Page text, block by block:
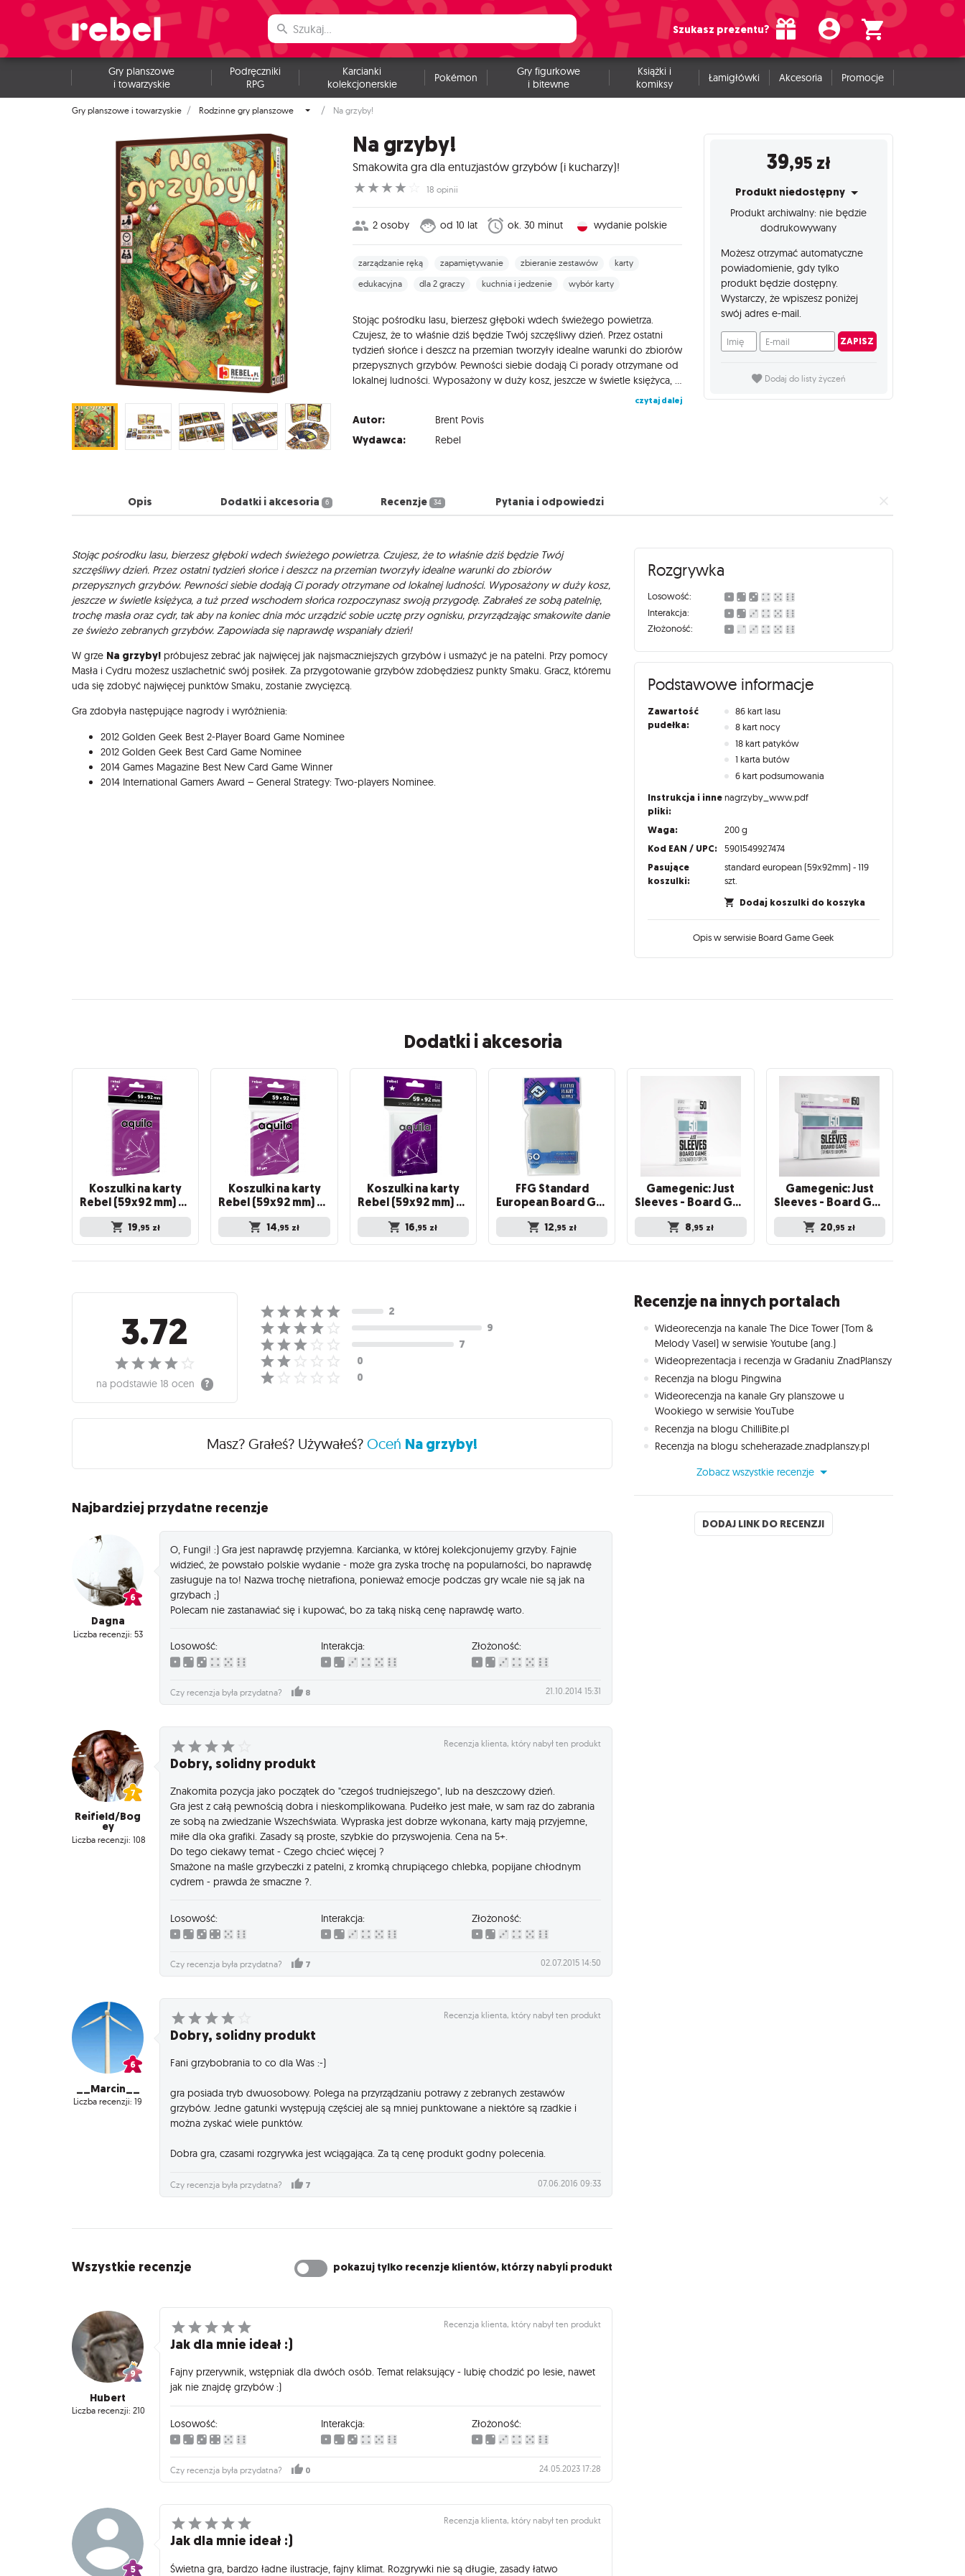
Szukasz prezentu?
Gry planszowe
i towarzyskie
Podręczniki
RPG
Karcianki
kolekcjonerskie
Pokémon
Gry figurkowe
i bitewne
Książki i
komiksy
Łamigłówki Akcesoria Promocje
Gry planszowe i towarzyskie Rodzinne gry planszowe Na grzyby!
Na grzyby!
Smakowita gra dla entuzjastów grzybów (i kucharzy)!
☆
☆
☆
☆ 18 opinii
2 osoby od 10 lat ok. 30 minut wydanie polskie
zarządzanie ręką zapamiętywanie zbieranie zestawów karty
edukacyjna dla 2 graczy kuchnia i jedzenie wybór karty
Stojąc pośrodku lasu, bierzesz głęboki wdech świeżego powietrza.
Czujesz, że to właśnie dziś będzie Twój szczęśliwy dzień. Przez ostatni
tydzień słońce i deszcz na przemian tworzyły idealne warunki do zbiorów
przepysznych grzybów. Pewności siebie dodają Ci porady otrzymane od
lokalnej ludności. Wyposażony w duży kosz, jeszcze w świetle księżyca, a tuż przed wschodem słońca rozpoczynasz swoją przygodę. Zabrałeś ze sobą patelnię, trochę masła oraz cydr, tak aby na koniec dnia móc urządzić sobie ucztę przy ognisku, przyrządzając smakowite danie ze świeżo zebranych grzybów. Zapowiada się naprawdę wspaniały dzień! W grze Na grzyby! próbujesz zebrać jak najwięcej jak najsmaczniejszych grzybów i usmażyć je na patelni. Przy pomocy Masła i Cydru możesz uszlachetnić swój posiłek. Za przygotowanie grzybów zdobędziesz punkty Smaku. Gracz, któremu uda się zdobyć najwięcej punktów Smaku, zostanie zwycięzcą. Gra zdobyła następujące nagrody i wyróżnienia: 2012 Golden Geek Best 2-Player Board Game Nominee 2012 Golden Geek Best Card Game Nominee 2014 Games Magazine Best New Card Game Winner 2014 International Gamers Award – General Strategy: Two-players Nominee.
czytaj dalej
Autor: Brent Povis
Wydawca: Rebel
39,95 zł
Produkt niedostępny
Produkt archiwalny: nie będzie
dodrukowywany
Możesz otrzymać automatyczne
powiadomienie, gdy tylko
produkt będzie dostępny.
Wystarczy, że wpiszesz poniżej
swój adres e-mail.
Imię E-mail ZAPISZ
Dodaj do listy życzeń
Opis Dodatki i akcesoria 6 Recenzje 34 Pytania i odpowiedzi
Opis
Stojąc pośrodku lasu, bierzesz głęboki wdech świeżego powietrza. Czujesz, że to właśnie dziś będzie Twój
szczęśliwy dzień. Przez ostatni tydzień słońce i deszcz na przemian tworzyły idealne warunki do zbiorów
przepysznych grzybów. Pewności siebie dodają Ci porady otrzymane od lokalnej ludności. Wyposażony w duży kosz,
jeszcze w świetle księżyca, a tuż przed wschodem słońca rozpoczynasz swoją przygodę. Zabrałeś ze sobą patelnię,
trochę masła oraz cydr, tak aby na koniec dnia móc urządzić sobie ucztę przy ognisku, przyrządzając smakowite danie
ze świeżo zebranych grzybów. Zapowiada się naprawdę wspaniały dzień!
W grze Na grzyby! próbujesz zebrać jak najwięcej jak najsmaczniejszych grzybów i usmażyć je na patelni. Przy pomocy
Masła i Cydru możesz uszlachetnić swój posiłek. Za przygotowanie grzybów zdobędziesz punkty Smaku. Gracz, któremu
uda się zdobyć najwięcej punktów Smaku, zostanie zwycięzcą.
Gra zdobyła następujące nagrody i wyróżnienia:
2012 Golden Geek Best 2-Player Board Game Nominee
2012 Golden Geek Best Card Game Nominee
2014 Games Magazine Best New Card Game Winner
2014 International Gamers Award – General Strategy: Two-players Nominee.
Rozgrywka
Losowość:
Interakcja:
Złożoność:
Podstawowe informacje
Zawartość
pudełka:
86 kart lasu
8 kart nocy
18 kart patyków
1 karta butów
6 kart podsumowania
Instrukcja i inne
pliki:
nagrzyby_www.pdf
Waga: 200 g
Kod EAN / UPC: 5901549927474
Pasujące
koszulki:
standard european (59x92mm) - 119
szt.
Dodaj koszulki do koszyka
Opis w serwisie Board Game Geek
Dodatki i akcesoria
Koszulki na karty
Rebel (59x92 mm) Aquila Premium, 100 sztuk
19,95 zł
Koszulki na karty
Rebel (59x92 mm) Aquila Light, 100 sztuk
14,95 zł
Koszulki na karty
Rebel (59x92 mm) Aquila Medium, 100 sztuk
16,95 zł
FFG Standard
European Board Game Sleeves 50
12,95 zł
Gamegenic: Just
Sleeves - Board Game Sleeves (62 x 94 mm) 50 sztuk, Clear
8,95 zł
Gamegenic: Just
Sleeves - Board Game Sleeves (62 x 94 mm) 150 sztuk, Clear
20,95 zł
Recenzje
3.72
na podstawie 18 ocen
Masz? Grałeś? Używałeś? Oceń Na grzyby!
Najbardziej przydatne recenzje
Dagna
Liczba recenzji: 53
O, Fungi! :) Gra jest naprawdę przyjemna. Karcianka, w której kolekcjonujemy grzyby. Fajnie
widzieć, że powstało polskie wydanie - może gra zyska trochę na popularności, bo naprawdę
zasługuje na to! Nazwa trochę nietrafiona, ponieważ emocje podczas gry wcale nie są jak na
grzybach ;)
Polecam nie zastanawiać się i kupować, bo za taką niską cenę naprawdę warto.
Losowość: Interakcja: Złożoność:
Czy recenzja była przydatna? 8 21.10.2014 15:31
Reifield/Bog
ey
Liczba recenzji: 108
Recenzja klienta, który nabył ten produkt
Dobry, solidny produkt
Znakomita pozycja jako początek do "czegoś trudniejszego", lub na deszczowy dzień.
Gra jest z całą pewnością dobra i nieskomplikowana. Pudełko jest małe, w sam raz do zabrania
ze sobą na zwiedzanie Wszechświata. Wypraska jest dobrze wykonana, karty mają przyjemne,
miłe dla oka grafiki. Zasady są proste, szybkie do przyswojenia. Cena na 5+.
Do tego ciekawy temat - Czego chcieć więcej ?
Smażone na maśle grzybeczki z patelni, z kromką chrupiącego chlebka, popijane chłodnym
cydrem - prawda że smaczne ?.
Losowość: Interakcja: Złożoność:
Czy recenzja była przydatna? 7 02.07.2015 14:50
__Marcin__
Liczba recenzji: 19
Recenzja klienta, który nabył ten produkt
Dobry, solidny produkt
Fani grzybobrania to co dla Was :-)
gra posiada tryb dwuosobowy. Polega na przyrządzaniu potrawy z zebranych zestawów
grzybów. Jedne gatunki występują częściej ale są mniej punktowane a niektóre są rzadkie i
można zyskać wiele punktów.
Dobra gra, czasami rozgrywka jest wciągająca. Za tą cenę produkt godny polecenia.
Czy recenzja była przydatna? 7 07.06.2016 09:33
Wszystkie recenzje pokazuj tylko recenzje klientów, którzy nabyli produkt
Hubert
Liczba recenzji: 210
Recenzja klienta, który nabył ten produkt
Jak dla mnie ideał :)
Fajny przerywnik, wstępniak dla dwóch osób. Temat relaksujący - lubię chodzić po lesie, nawet
jak nie znajdę grzybów :)
Losowość: Interakcja: Złożoność:
Czy recenzja była przydatna? 0 24.05.2023 17:28
Recenzja klienta, który nabył ten produkt
Jak dla mnie ideał :)
Świetna gra, bardzo ładne ilustracje, fajny klimat. Rozgrywki nie są długie, zasady łatwo
Recenzje na innych portalach
Wideorecenzja na kanale The Dice Tower (Tom &
Melody Vasel) w serwisie Youtube (ang.)
Wideoprezentacja i recenzja w Gradaniu ZnadPlanszy
Recenzja na blogu Pingwina
Wideorecenzja na kanale Gry planszowe u
Wookiego w serwisie YouTube
Recenzja na blogu ChilliBite.pl
Recenzja na blogu scheherazade.znadplanszy.pl
Zobacz wszystkie recenzje
DODAJ LINK DO RECENZJI